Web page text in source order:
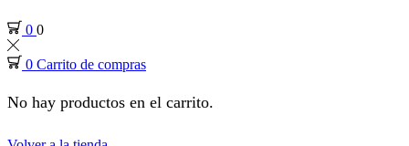
0 0
0 Carrito de compras
No hay productos en el carrito.